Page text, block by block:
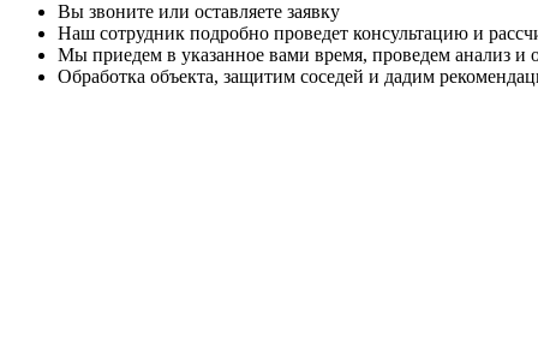
Вы звоните или оставляете заявку
Наш сотрудник подробно проведет консультацию и
Мы приедем в указанное вами время, проведем анализ и
Обработка объекта, защитим соседей и дадим